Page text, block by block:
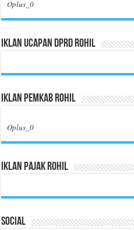
Oplus_0
Iklan Ucapan DPRD Rohil
Iklan Pemkab Rohil
Oplus_0
Iklan Pajak Rohil
Social